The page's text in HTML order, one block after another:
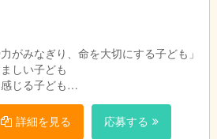
がみなぎり、命を大切にする子ども」
しい子ども
じる子ども
し、努力し、挑戦する子ども
て人と交わり、人の気持ちがわかる子
詳細を見る 応募する